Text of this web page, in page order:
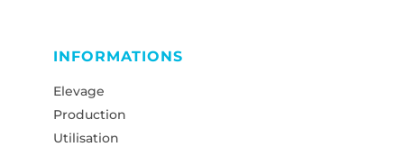
INFORMATIONS
Elevage
Production
Utilisation